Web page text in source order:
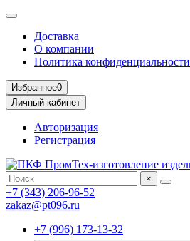
Доставка
О компании
Политика конфиденциальности
Избранное0
Личный кабинет
Авторизация
Регистрация
×
+7 (343) 206-96-52
zakaz@pt096.ru
+7 (996) 173-13-32